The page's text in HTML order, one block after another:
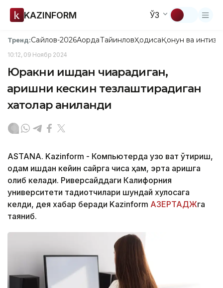
KAZINFORM ЎЗ
Тренд:Сайлов-2026АқордаТайинловҲодисаҚонун ва
10:12, 09 Ноябр 2024
Юракни ишдан чиқарадиган,
қаришни кескин тезлаштирадиган
хатолар аниқланди
ASTANA. Kazinform - Компьютерда узоқ вақт ўтириш,
одам ишдан кейин сайрга чиқса ҳам, эрта қаришга
олиб келади. Риверсайддаги Калифорния
университети тадқиқотчилари шундай хулосага
келди, дея хабар беради Kazinform АЗЕРТАДЖга
таяниб.